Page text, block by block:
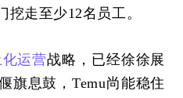
挖走至少12名员工。
运营战略， 已经徐徐展
旗息鼓，Temu尚能稳住